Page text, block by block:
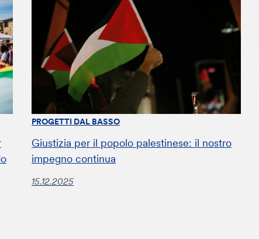
PROGETTI DAL BASSO
Giustizia per il popolo palestinese: il nostro
impegno continua
15.12.2025